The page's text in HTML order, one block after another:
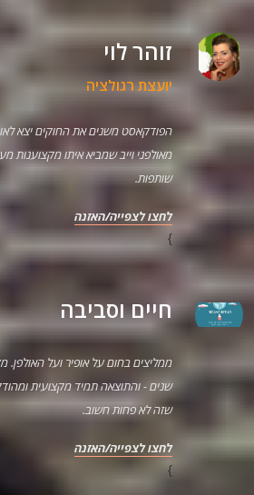
זוהר לוי
יועצת רגולציה
הפודקאסט משנים את החוקים יצא
מאולפני וייב שמביא איתו מקצוענות
שותפות.
לחצו לצפייה/האזנה
}
חיים וסביבה
ממליצים בחום על אופיר ועל האולפן.
שנים - והתוצאה תמיד מקצועית
שזה לא פחות חשוב.
לחצו לצפייה/האזנה
}